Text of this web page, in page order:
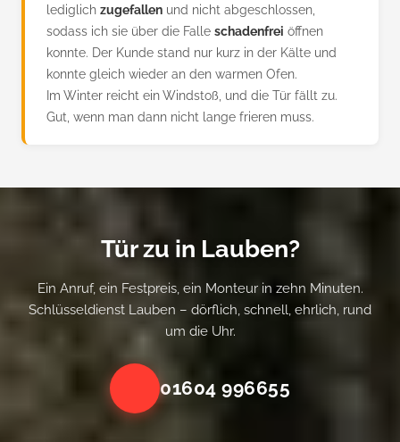
lediglich zugefallen und nicht abgeschlossen,
sodass ich sie über die Falle schadenfrei öffnen
konnte. Der Kunde stand nur kurz in der Kälte und
konnte gleich wieder an den warmen Ofen.
Im Winter reicht ein Windstoß, und die Tür fällt zu.
Gut, wenn man dann nicht lange frieren muss.
Tür zu in Lauben?
Ein Anruf, ein Festpreis, ein Monteur in zehn Minuten.
Schlüsseldienst Lauben – dörflich, schnell, ehrlich, rund
um die Uhr.
01604 996655